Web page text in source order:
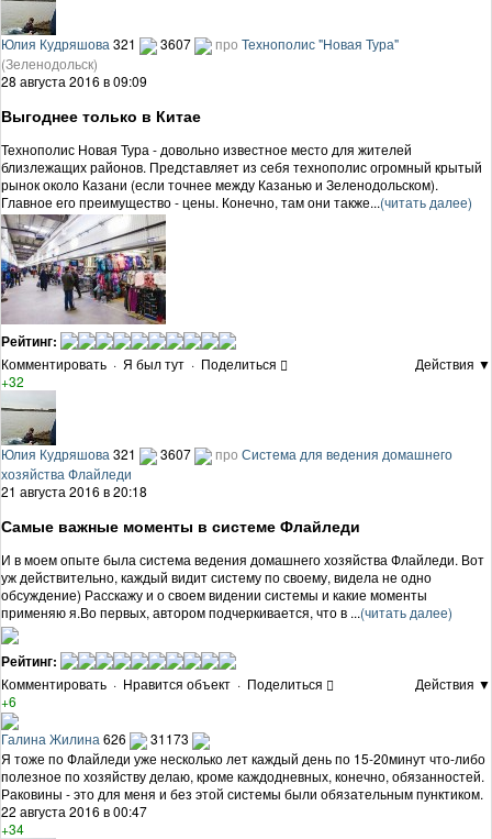
Юлия Кудряшова321 3607 про Технополис "Новая Тура"
(Зеленодольск)
28 августа 2016 в 09:09
Выгоднее только в Китае
Технополис Новая Тура - довольно известное место для жителей
близлежащих районов. Представляет из себя технополис огромный крытый
рынок около Казани (если точнее между Казанью и Зеленодольском).
Главное его преимущество - цены. Конечно, там они также...(читать далее)
Рейтинг:
Комментировать · Я был тут · Поделиться
Действия ▼
+32
Юлия Кудряшова 321 3607 про Система для ведения домашнего
хозяйства Флайледи
21 августа 2016 в 20:18
Самые важные моменты в системе Флайледи
И в моем опыте была система ведения домашнего хозяйства Флайледи. Вот
уж действительно, каждый видит систему по своему, видела не одно
обсуждение) Расскажу и о своем видении системы и какие моменты
применяю я.Во первых, автором подчеркивается, что в ...(читать далее)
Рейтинг:
Комментировать · Нравится объект · Поделиться
Действия ▼
+6
Галина Жилина 626
31173
Я тоже по Флайледи уже несколько лет каждый день по 15-20минут что-либо
полезное по хозяйству делаю, кроме каждодневных, конечно, обязанностей.
Раковины - это для меня и без этой системы были обязательным пунктиком.
22 августа 2016 в 00:47
+34